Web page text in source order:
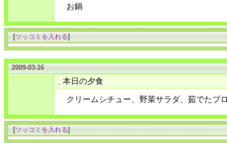
お鍋
[ツッコミを入れる]
2009-03-16
本日の夕食
クリームシチュー、野菜サラダ、茹でたブ
[ツッコミを入れる]